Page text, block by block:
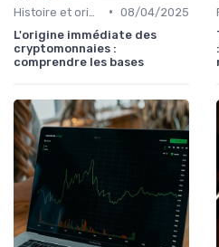
• 08/04/2025
L'origine immédiate des
cryptomonnaies :
comprendre les bases